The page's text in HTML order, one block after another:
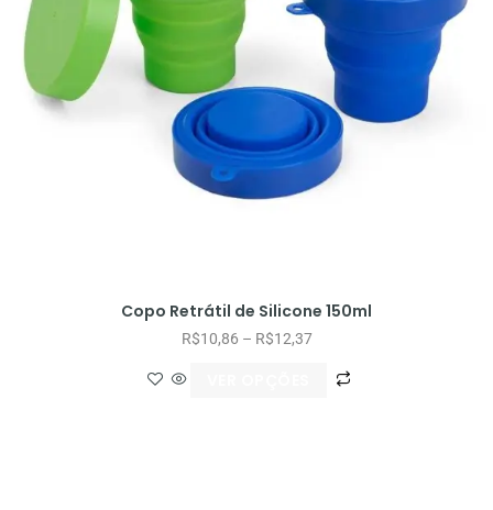
Copo Retrátil de Silicone 150ml
R$10,86 – R$12,37